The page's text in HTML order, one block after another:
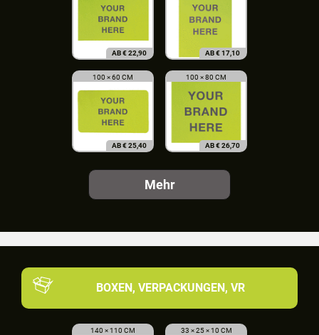
AB€22,90 AB€17,10
100 × 60 CM
AB€25,40
100 × 80 CM
AB€26,70
Mehr
BOXEN, VERPACKUNGEN, VR
140 × 110 CM 33 × 25 × 10 CM